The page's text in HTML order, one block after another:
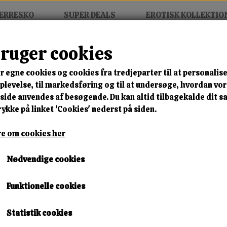
SUPER DEALS EROTISK
Slut With Huge Tits Is Bound Serena Ali
MIX FRIT • KØB 3 BETAL
Sadistic Rope Young Slut
Serena Ali
🎁 SPAR 10 % – KLIK
Lagerstatus:Ikke på lager
cookies
egne cookies og cookies fra tredjeparter til at
til markedsføring og til at undersøge, hvordan
anvendes af besøgende. Du kan altid tilbagekalde dit
på linket 'Cookies' nederst på siden.
om cookies her
Nødvendige cookies
Funktionelle cookies
Statistik cookies